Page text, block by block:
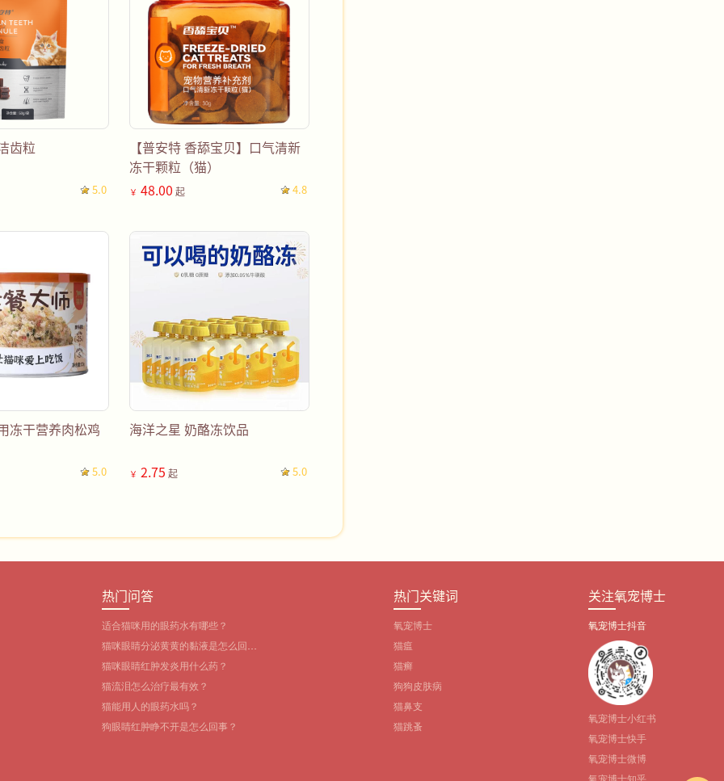
齿粒
5.0
【普安特 香舔宝贝】口气清新
冻干颗粒（猫）
￥ 48.00 起 4.8
冻干营养肉松鸡
5.0
海洋之星 奶酪冻饮品
￥ 2.75 起 5.0
热门问答
适合猫咪用的眼药水有哪些？‌
猫咪眼睛分泌黄黄的黏液是怎么回
事？
猫咪眼睛红肿发炎用什么药？
猫流泪怎么治疗最有效？
猫能用人的眼药水吗？
狗眼睛红肿睁不开是怎么回事？
热门关键词
氧宠博士
猫瘟
猫癣
狗狗皮肤病
猫鼻支
猫跳蚤
关注氧宠博士
氧宠博士抖音
氧宠博士小红书
氧宠博士快手
氧宠博士微博